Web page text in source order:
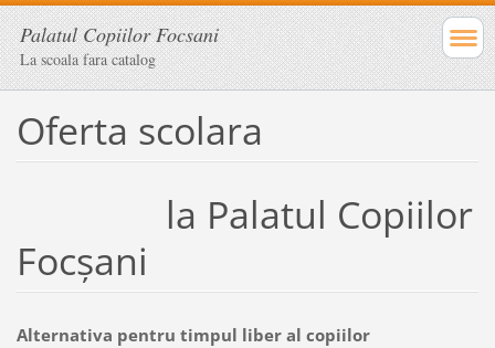
Palatul Copiilor Focsani
La scoala fara catalog
Oferta scolara
la Palatul Copiilor
Focșani
Alternativa pentru timpul liber al copiilor